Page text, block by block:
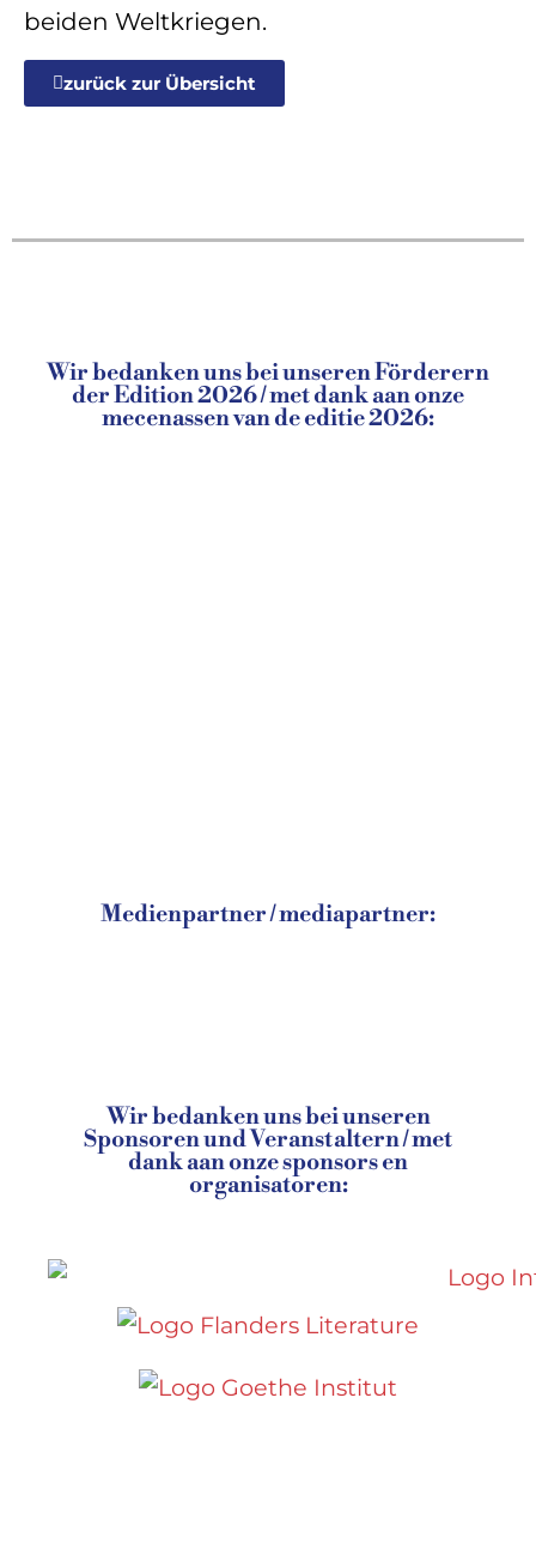
beiden Weltkriegen.
zurück zur Übersicht
Wir bedanken uns bei unseren Förderern
der Edition 2026 / met dank aan onze
mecenassen van de editie 2026:
Medienpartner / mediapartner:
Wir bedanken uns bei unseren
Sponsoren und Veranstaltern / met
dank aan onze sponsors en
organisatoren: